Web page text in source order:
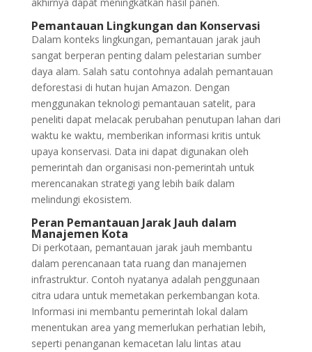
Pemantauan Lingkungan dan Konservasi
Dalam konteks lingkungan, pemantauan jarak jauh
sangat berperan penting dalam pelestarian sumber
daya alam. Salah satu contohnya adalah pemantauan
deforestasi di hutan hujan Amazon. Dengan
menggunakan teknologi pemantauan satelit, para
peneliti dapat melacak perubahan penutupan lahan dari
waktu ke waktu, memberikan informasi kritis untuk
upaya konservasi. Data ini dapat digunakan oleh
pemerintah dan organisasi non-pemerintah untuk
merencanakan strategi yang lebih baik dalam
melindungi ekosistem.
Peran Pemantauan Jarak Jauh dalam
Manajemen Kota
Di perkotaan, pemantauan jarak jauh membantu
dalam perencanaan tata ruang dan manajemen
infrastruktur. Contoh nyatanya adalah penggunaan
citra udara untuk memetakan perkembangan kota.
Informasi ini membantu pemerintah lokal dalam
menentukan area yang memerlukan perhatian lebih,
seperti penanganan kemacetan lalu lintas atau